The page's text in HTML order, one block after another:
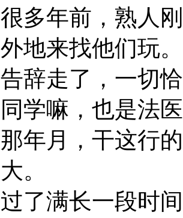
很多年前，熟人
外地来找他们玩
告辞走了，一切
同学嘛，也是法
那年月，干这行
大。
过了满长一段时